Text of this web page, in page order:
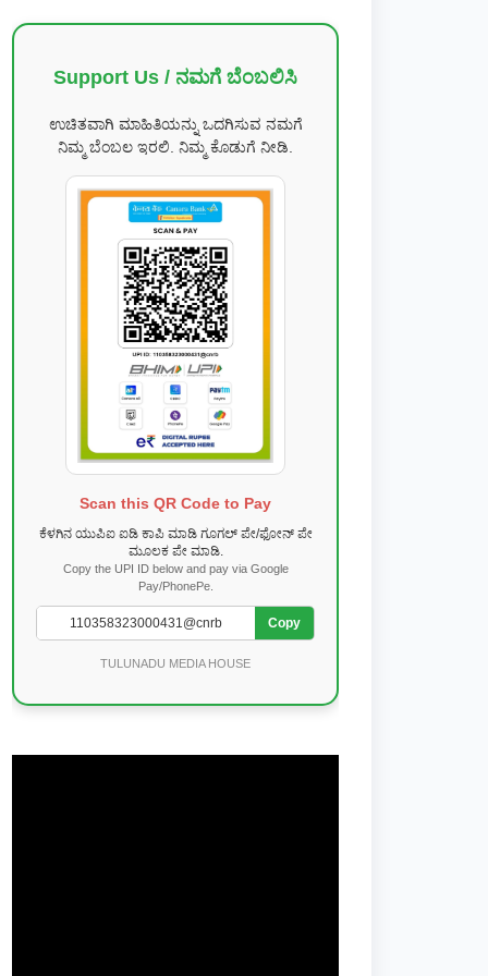
Support Us / ನಮಗೆ ಬೆಂಬಲಿಸಿ
ಉಚಿತವಾಗಿ ಮಾಹಿತಿಯನ್ನು ಒದಗಿಸುವ ನಮಗೆ
ನಿಮ್ಮ ಬೆಂಬಲ ಇರಲಿ. ನಿಮ್ಮ ಕೊಡುಗೆ ನೀಡಿ.
Scan this QR Code to Pay
ಕೆಳಗಿನ ಯುಪಿಐ ಐಡಿ ಕಾಪಿ ಮಾಡಿ ಗೂಗಲ್ ಪೇ/ಫೋನ್ ಪೇ
ಮೂಲಕ ಪೇ ಮಾಡಿ.
Copy the UPI ID below and pay via Google
Pay/PhonePe.
Copy
TULUNADU MEDIA HOUSE